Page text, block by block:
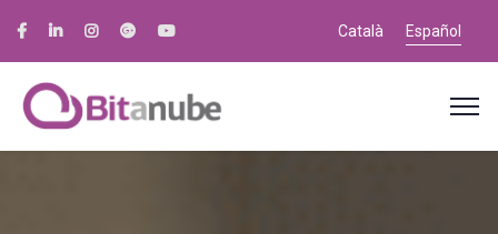
Català Español